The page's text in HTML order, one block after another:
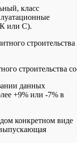
класс
К или С).
строительства
данных
+9% или -7% в
конкретном виде